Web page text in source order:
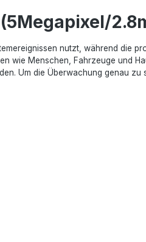
nutzt, während die
wie Menschen, Fahrzeuge und
Um die Überwachung genau